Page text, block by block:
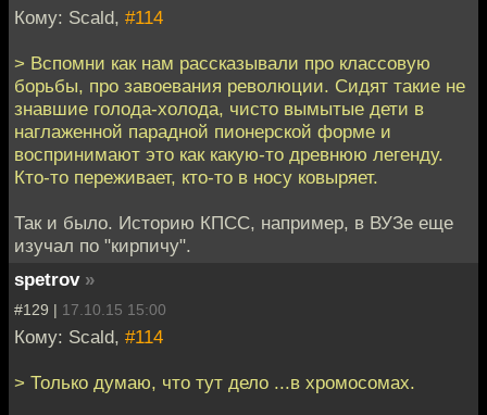
Кому: Scald, #114
> Вспомни как нам рассказывали про классовую
борьбы, про завоевания революции. Сидят такие не
знавшие голода-холода, чисто вымытые дети в
наглаженной парадной пионерской форме и
воспринимают это как какую-то древнюю легенду.
Кто-то переживает, кто-то в носу ковыряет.
Так и было. Историю КПСС, например, в ВУЗе еще
изучал по "кирпичу".
spetrov »
#129 | 17.10.15 15:00
Кому: Scald, #114
> Только думаю, что тут дело ...в хромосомах.